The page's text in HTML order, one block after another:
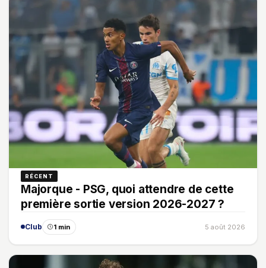
RÉCENT
Majorque - PSG, quoi attendre de cette
première sortie version 2026-2027 ?
Club 1 min 5 août 2026